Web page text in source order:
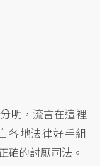
明，流言在這裡
各地法律好手組
確的討厭司法。